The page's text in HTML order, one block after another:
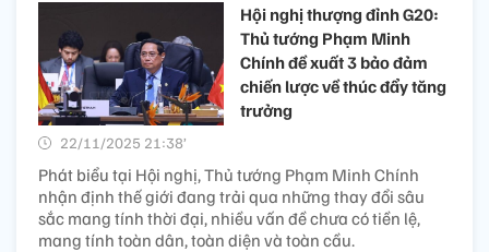
Hội nghị thượng đỉnh G20:
Thủ tướng Phạm Minh
Chính đề xuất 3 bảo đảm
chiến lược về thúc đẩy tăng
trưởng
22/11/2025 21:38’
Phát biểu tại Hội nghị, Thủ tướng Phạm Minh Chính
nhận định thế giới đang trải qua những thay đổi sâu
sắc mang tính thời đại, nhiều vấn đề chưa có tiền lệ,
mang tính toàn dân, toàn diện và toàn cầu.